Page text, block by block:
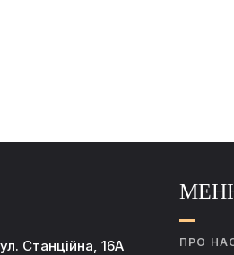
Станційна, 16А ПРО